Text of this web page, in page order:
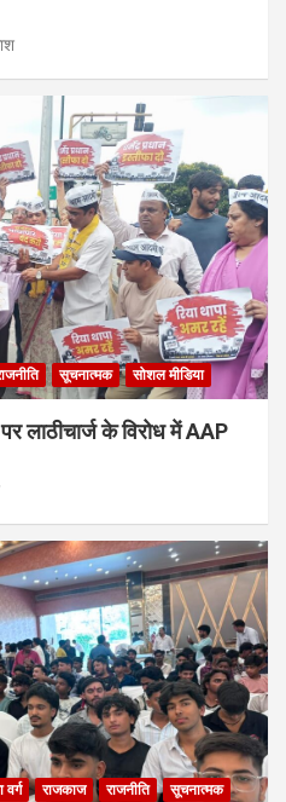
सूचनात्मक सोशल मीडिया
लाठीचार्ज के विरोध में AAP
वर्ग राजकाज राजनीति
सूचनात्मक